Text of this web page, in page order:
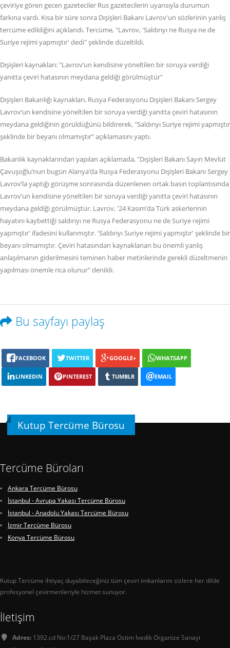
çeviriye gören gecen gazeteciler Rus gazetecilerin uyarısıyla durumun
farkına vardı. Kısa bir süre sonra Dışişleri Bakanı Lavrov'un sözlerinin yanlış
tercüme edildiğini açıklandı. Tercüme, "Lavrov, 'Saldırıyı ne Rusya ne de
Suriye rejimi yapmıştır' dedi" şeklinde düzeltildi.
Dışişleri kaynakları: "Lavrov’un kendisine yöneltilen bir soruya verdiği
yanıtta çeviri hatasının meydana geldiği görülmüştür"
Dışişleri Bakanlığı kaynakları, Rusya Federasyonu Dışişleri Bakanı Sergey
Lavrov’un kendisine yöneltilen bir soruya verdiği yanıtta çeviri hatasının
meydana geldiğinin görüldüğünü bildirerek, "Saldırıyı Suriye rejimi yapmıştır
şeklinde bir beyanı olmamıştır” açıklamasını yaptı.
Bakanlık kaynaklarından yapılan açıklamada, "Dışişleri Bakanı Sayın Mevlüt
Çavuşoğlu’nun bugün Alanya’da Rusya Federasyonu Dışişleri Bakanı Sergey
Lavrov’la yaptığı görüşme sonrasında düzenlenen ortak basın toplantısında
Lavrov’un kendisine yöneltilen bir soruya verdiği yanıtta çeviri hatasının
meydana geldiği görülmüştür. Lavrov, '24 Kasım’da Türk askerlerinin
hayatını kaybettiği saldırıyı ne Rusya Federasyonu ne de Suriye rejimi
yapmıştır' ifadesini kullanmıştır. 'Saldırıyı Suriye rejimi yapmıştır' şeklinde bir
beyanı olmamıştır. Çeviri hatasından kaynaklanan bu önemli yanlış
anlaşılmanın giderilmesini teminen haber metinlerinde gerekli düzeltmenin
yapılması önemle rica olunur" denildi.
Bu sayfayı paylaş
FACEBOOK TWITTER GOOGLE+ WHATSAPP
LINKEDIN PINTEREST TUMBLR EMAIL
Kutup Tercüme Bürosu
Tercüme Büroları
Ankara Tercüme Bürosu
İstanbul - Avrupa Yakası Tercüme Bürosu
İstanbul - Anadolu Yakası Tercüme Bürosu
İzmir Tercüme Bürosu
Konya Tercüme Bürosu
Kutup Tercüme ihtiyaç duyabileceğiniz tüm çeviri imkanlarını sizlere her dilde
profesyonel çevirmenleriyle hizmet sunuyor.
İletişim
Adres: 1392.cd No:1/27 Başak Plaza Ostim İvedik Organize Sanayi